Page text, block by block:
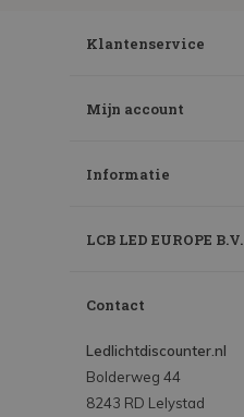
Klantenservice
Mijn account
Informatie
LCB LED EUROPE B.V.
Contact
Ledlichtdiscounter.nl
Bolderweg 44
8243 RD Lelystad